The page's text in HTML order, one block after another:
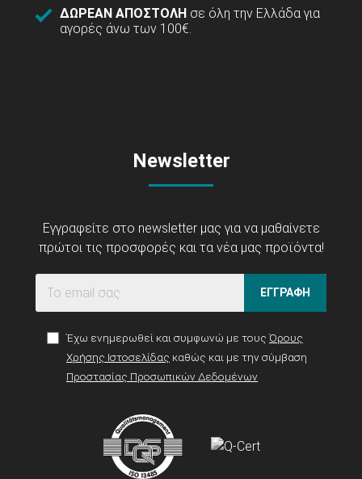
ΔΩΡΕΑΝ ΑΠΟΣΤΟΛΗ σε όλη την Ελλάδα για
αγορές άνω των 100€.
Newsletter
Εγγραφείτε στο newsletter μας για να μαθαίνετε
πρώτοι τις προσφορές και τα νέα μας προϊόντα!
ΕΓΓΡΑΦΗ
Έχω ενημερωθεί και συμφωνώ με τους Όρους
Χρήσης Ιστοσελίδας καθώς και με την σύμβαση
Προστασίας Προσωπικών Δεδομένων